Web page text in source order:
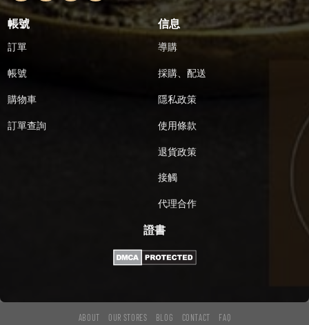
帳號
訂單
帳號
購物車
訂單查詢
信息
導購
採購、配送
隱私政策
使用條款
退貨政策
接觸
代理合作
證書
ABOUT OUR STORES BLOG CONTACT FAQ